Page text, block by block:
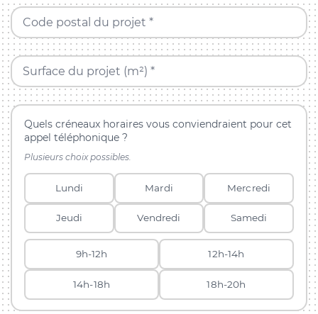
Code postal du projet *
Surface du projet (m²) *
Quels créneaux horaires vous conviendraient pour cet
appel téléphonique ?
Plusieurs choix possibles.
Lundi Mardi Mercredi
Jeudi Vendredi Samedi
9h-12h 12h-14h
14h-18h 18h-20h